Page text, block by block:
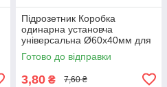
Підрозетник Коробка
одинарна установча
універсальна Ø60х40мм для
прокладки проводки у
житлових та офісних
Готово до відправки
3,80 ₴ 7,60 ₴